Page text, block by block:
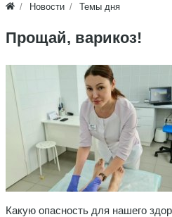
Новости Темы дня
Прощай, варикоз!
Какую опасность для нашего